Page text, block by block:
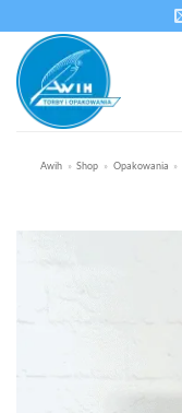
content
Awih » Shop » Opakowania »